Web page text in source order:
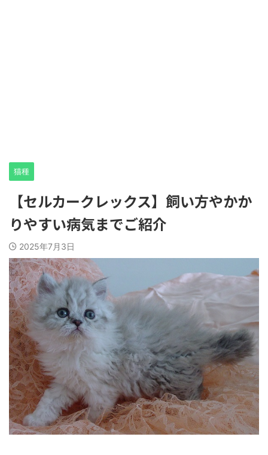
猫種
【セルカークレックス】飼い方やかか
りやすい病気までご紹介
2025年7月3日